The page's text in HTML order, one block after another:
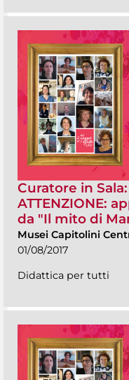
Curatore in
ATTENZIONE:
da "Il mito di
Musei Capitolini
01/08/2017
Didattica per tutti